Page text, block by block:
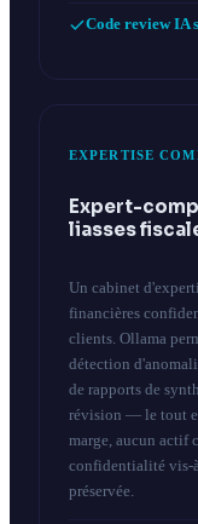
Code review IA
EXPERTISE
Expert-
liasses
Un cabinet
financières
clients. Ollama
détection
de rapports de
révision — le tout
marge, aucun actif
confidentialité vis-
préservée.